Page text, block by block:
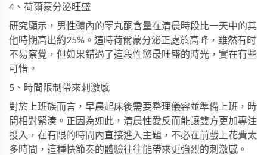
4、荷爾蒙分泌旺盛
研究顯示，男性體內的睪丸酮含量在清晨時段比一天中的其
他時期高出約25%。這時荷爾蒙分泌正處於高峰，雖然有时
不易察覺，但如果錯過了這段性慾最旺盛的時光，實在有些
可惜。
5、時間限制帶來刺激感
對於上班族而言，早晨起床後需要整理儀容並準備上班，時
間相對緊湊。正因為如此，清晨性愛反而能讓雙方更加專注
投入，在有限的時間內直接進入主題，不必在前戲上花費太
多時間，這種快節奏的體驗往往能帶來更強烈的刺激感。